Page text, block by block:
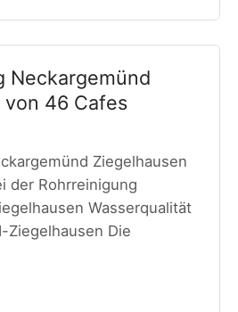
Neckargemünd
46 Cafes
Ziegelhausen
der Rohrreinigung
Wasserqualität
Ziegelhausen Die